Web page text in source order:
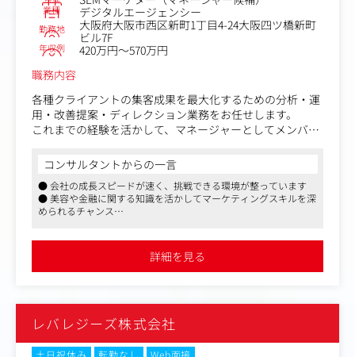
など
■数字で見る同社
https://www.w-endless.co.jp/company/#numberarea
https://www.w-endless.co.jp/business/
■代表プロフィール
業種 デジタルエージェンシー
勤務地
大阪府大阪市西区新町1丁目4-24大阪四ツ橋新町
ビル7F
年収例
420万円～570万円
職務内容
各種クライアントの集客成果を最大化するための分析・運
用・改善提案・ディレクション業務をお任せします。
これまでの経験を活かして、マネージャーとしてメンバー
ではなく小売厚利の方針のため1つの案件に対して専念し
やすい環境となっています。
＜業務内容一例＞
・リスティング広告の運用改善施策の立案及び実行ディレ
・SEOサイトの分析及び改善施策の立案と実行ディレクシ
＜将来的にお任せする業務内容＞
・チームづくり/予実管理などのマネジメント業務
コンサルタントからの一言
● 会社の成長スピードが速く、挑戦できる環境が整っています
● 美容や金融に関する知識を活かしてマーケティングスキルを深
められるチャンス
詳細を見る
レバレジーズ株式会社
土日祝休み 転勤なし Web面接